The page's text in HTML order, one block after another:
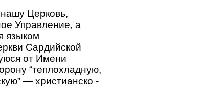
Церковь,
Управление, а
языком
Сардийской
от Имени
“теплохладную,
— христианско -